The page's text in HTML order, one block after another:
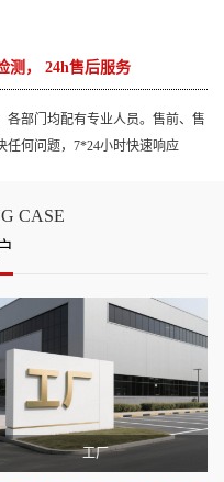
测， 24h售后服务
各部门均配有专业人员。售前、售
任何问题，7*24小时快速响应
CASE
工厂